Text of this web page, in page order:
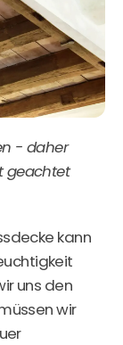
- daher
geachtet
kann
uns den
wir